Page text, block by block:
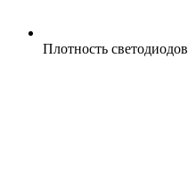
Плотность светодиодов